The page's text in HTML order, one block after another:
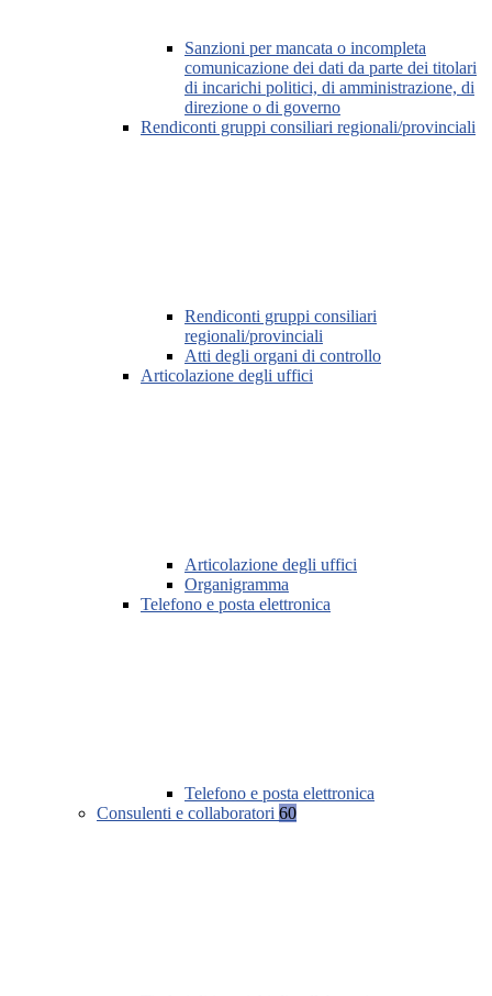
Sanzioni per mancata o incompleta
comunicazione dei dati da parte dei titolari
di incarichi politici, di amministrazione, di
direzione o di governo
Rendiconti gruppi consiliari regionali/provinciali
Rendiconti gruppi consiliari
regionali/provinciali
Atti degli organi di controllo
Articolazione degli uffici
Articolazione degli uffici
Organigramma
Telefono e posta elettronica
Telefono e posta elettronica
Consulenti e collaboratori 60